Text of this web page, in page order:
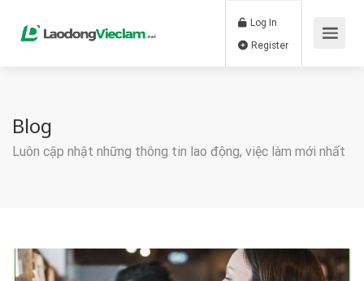
Log In
Blog
Luôn cập nhật những thông tin lao động, việc làm mới nhất